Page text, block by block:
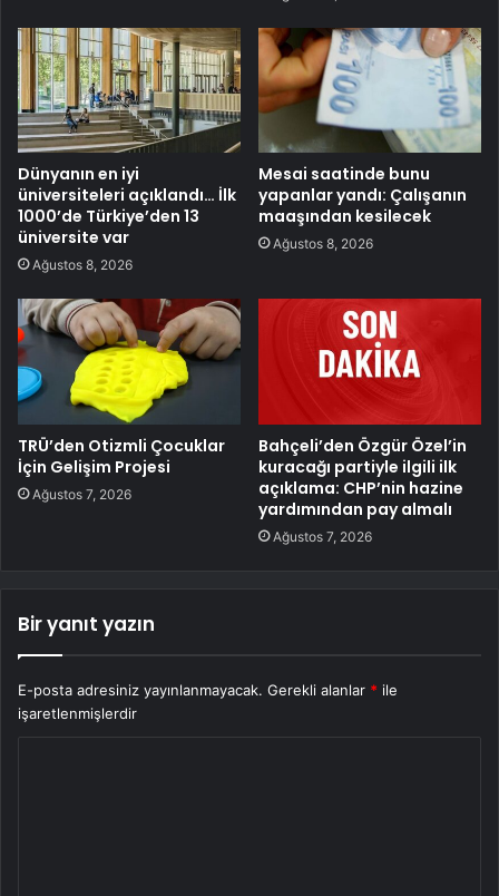
Dünyanın en iyi
üniversiteleri açıklandı… İlk
1000’de Türkiye’den 13
üniversite var
Ağustos 8, 2026
Mesai saatinde bunu
yapanlar yandı: Çalışanın
maaşından kesilecek
Ağustos 8, 2026
TRÜ’den Otizmli Çocuklar
İçin Gelişim Projesi
Ağustos 7, 2026
Bahçeli’den Özgür Özel’in
kuracağı partiyle ilgili ilk
açıklama: CHP’nin hazine
yardımından pay almalı
Ağustos 7, 2026
Bir yanıt yazın
E-posta adresiniz yayınlanmayacak. Gerekli alanlar * ile
işaretlenmişlerdir